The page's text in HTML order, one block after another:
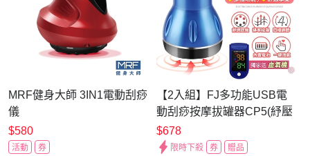
MRF健身大師 3IN1電動刮痧
儀
$580
活動 券
【2入組】FJ多功能USB電
動刮痧按摩拔罐器CP5(紓壓
必備)
$678
限時下殺 券 贈品